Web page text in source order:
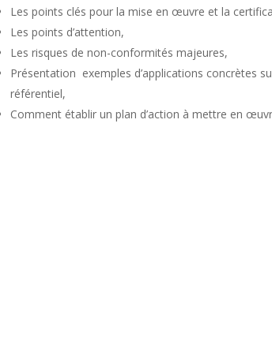
Les points clés pour la mise en œuvre et la
Les points d’attention,
Les risques de non-conformités majeures,
Présentation exemples d’applications concrètes
référentiel,
Comment établir un plan d’action à mettre en